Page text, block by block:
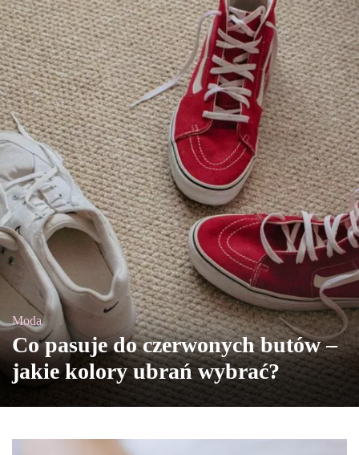
Moda
Co pasuje do czerwonych butów –
jakie kolory ubrań wybrać?